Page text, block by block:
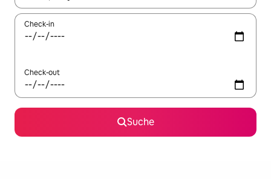
Check-in
Check-out
Suche